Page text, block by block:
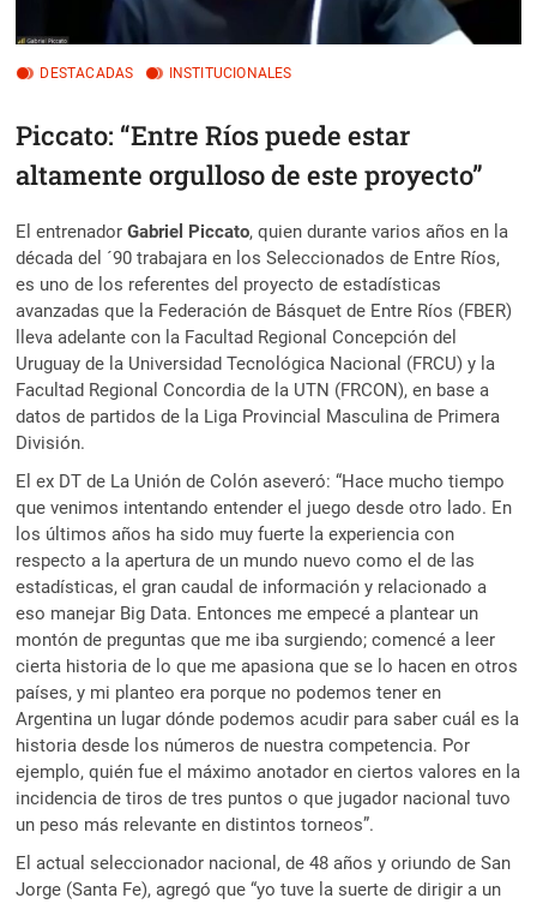
DESTACADAS INSTITUCIONALES
Piccato: “Entre Ríos puede estar
altamente orgulloso de este proyecto”
El entrenadorGabriel Piccato, quien durante varios años en la
década del ´90 trabajara en los Seleccionados de Entre Ríos,
es uno de los referentes del proyecto de estadísticas
avanzadas que la Federación de Básquet de Entre Ríos (FBER)
lleva adelante con la Facultad Regional Concepción del
Uruguay de la Universidad Tecnológica Nacional (FRCU) y la
Facultad Regional Concordia de la UTN (FRCON), en base a
datos de partidos de la Liga Provincial Masculina de Primera
División.
El ex DT de La Unión de Colón aseveró: “Hace mucho tiempo
que venimos intentando entender el juego desde otro lado. En
los últimos años ha sido muy fuerte la experiencia con
respecto a la apertura de un mundo nuevo como el de las
estadísticas, el gran caudal de información y relacionado a
eso manejar Big Data. Entonces me empecé a plantear un
montón de preguntas que me iba surgiendo; comencé a leer
cierta historia de lo que me apasiona que se lo hacen en otros
países, y mi planteo era porque no podemos tener en
Argentina un lugar dónde podemos acudir para saber cuál es la
historia desde los números de nuestra competencia. Por
ejemplo, quién fue el máximo anotador en ciertos valores en la
incidencia de tiros de tres puntos o que jugador nacional tuvo
un peso más relevante en distintos torneos”.
El actual seleccionador nacional, de 48 años y oriundo de San
Jorge (Santa Fe), agregó que “yo tuve la suerte de dirigir a un